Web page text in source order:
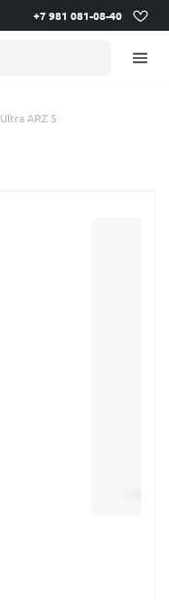
+7 981 081-08-40
Ultra ARZ 5